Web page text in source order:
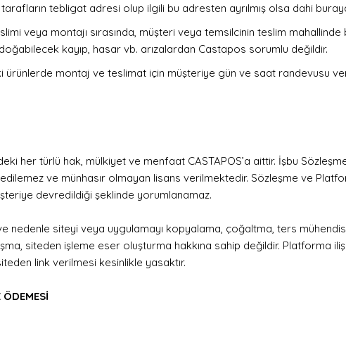
tebligat adresi olup ilgili bu adresten ayrılmış olsa dahi
veya montajı sırasında, müşteri veya temsilcinin teslim
kayıp, hasar vb. arızalardan Castapos sorumlu değildir.
montaj ve teslimat için müşteriye gün ve saat randevusu
her türlü hak, mülkiyet ve menfaat CASTAPOS’a aittir. İşbu
ve münhasır olmayan lisans verilmektedir. Sözleşme ve
devredildiği şeklinde yorumlanamaz.
nedenle siteyi veya uygulamayı kopyalama, çoğaltma, ters
siteden işleme eser oluşturma hakkına sahip değildir. Platforma
link verilmesi kesinlikle yasaktır.